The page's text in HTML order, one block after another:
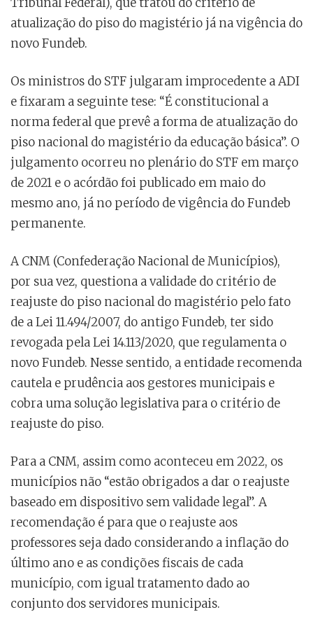
atualização do piso do magistério já na vigência do
novo Fundeb.
Os ministros do STF julgaram improcedente a ADI
e fixaram a seguinte tese: “É constitucional a
norma federal que prevê a forma de atualização do
piso nacional do magistério da educação básica”. O
julgamento ocorreu no plenário do STF em março
de 2021 e o acórdão foi publicado em maio do
mesmo ano, já no período de vigência do Fundeb
permanente.
A CNM (Confederação Nacional de Municípios),
por sua vez, questiona a validade do critério de
reajuste do piso nacional do magistério pelo fato
de a Lei 11.494/2007, do antigo Fundeb, ter sido
revogada pela Lei 14.113/2020, que regulamenta o
novo Fundeb. Nesse sentido, a entidade recomenda
cautela e prudência aos gestores municipais e
cobra uma solução legislativa para o critério de
reajuste do piso.
Para a CNM, assim como aconteceu em 2022, os
municípios não “estão obrigados a dar o reajuste
baseado em dispositivo sem validade legal”. A
recomendação é para que o reajuste aos
professores seja dado considerando a inflação do
último ano e as condições fiscais de cada
município, com igual tratamento dado ao
conjunto dos servidores municipais.